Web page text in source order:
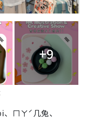
+9
ㄇㄚˊ几兔、